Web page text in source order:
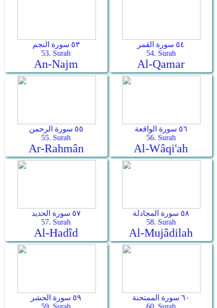
٥٣ سورة النجم
53. Surah
An-Najm
٥٤ سورة القمر
54. Surah
Al-Qamar
٥٥ سورة الرحمن
55. Surah
Ar-Rahmân
٥٦ سورة الواقعة
56. Surah
Al-Wâqi'ah
٥٧ سورة الحديد
57. Surah
Al-Hadîd
٥٨ سورة المجادلة
58. Surah
Al-Mujâdilah
٥٩ سورة الحشر
59. Surah
٦٠ سورة الممتحنة
60. Surah